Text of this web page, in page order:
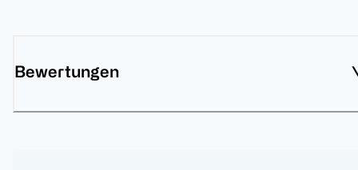
Bewertungen